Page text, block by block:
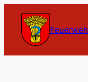
Inhalt
springen